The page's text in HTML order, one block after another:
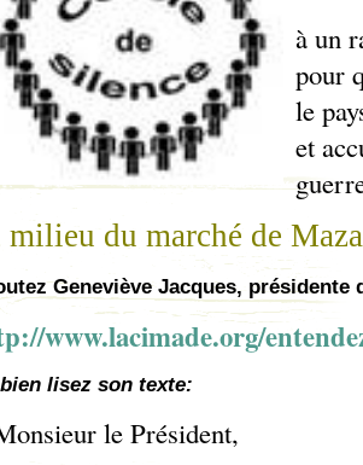
à un
pour
le
et
milieu du marché de
Geneviève Jacques, présidente
www.lacimade.org/
lisez son texte:
le Président,